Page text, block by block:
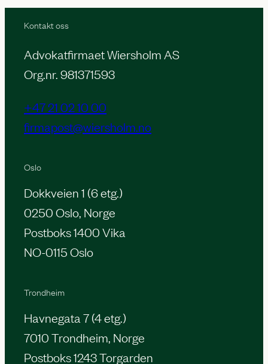
Kontakt oss
Advokatfirmaet Wiersholm AS
Org.nr. 981371593
+47 21 02 10 00
firmapost@wiersholm.no
Oslo
Dokkveien 1 (6 etg.)
0250 Oslo, Norge
Postboks 1400 Vika
NO-0115 Oslo
Trondheim
Havnegata 7 (4 etg.)
7010 Trondheim, Norge
Postboks 1243 Torgarden